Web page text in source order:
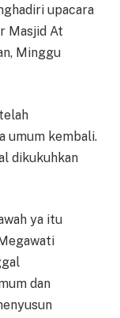
upacara
Masjid At
Minggu
umum kembali.
dikukuhkan
ya itu
dan